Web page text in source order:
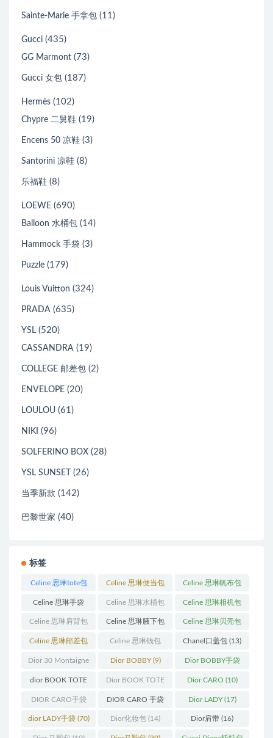
Sainte-Marie 手拿包 (11)
Gucci (435)
GG Marmont (73)
Gucci 女包 (187)
Hermès (102)
Chypre 二舅鞋 (19)
Encens 50 凉鞋 (3)
Santorini 凉鞋 (8)
乐福鞋 (8)
LOEWE (690)
Balloon 水桶包 (14)
Hammock 手袋 (3)
Puzzle (179)
Louis Vuitton (324)
PRADA (635)
YSL (520)
CASSANDRA (19)
COLLEGE 邮差包 (2)
ENVELOPE (20)
LOULOU (61)
NIKI (96)
SOLFERINO BOX (28)
YSL SUNSET (26)
当季新款 (142)
巴黎世家 (40)
标签
Celine 思琳tote包
(23)
Celine 思琳便当包
(14)
Celine 思琳帆布包
(18)
Celine 思琳手袋
(250)
Celine 思琳水桶包
(55)
Celine 思琳相机包
(11)
Celine 思琳肩背包
(12)
Celine 思琳腋下包
(10)
Celine 思琳贝壳包
(12)
Celine 思琳邮差包
(13)
Celine 思琳钱包
(10)
Chanel口盖包 (13)
Dior 30 Montaigne
蒙田(31)
Dior BOBBY(9) Dior BOBBY手袋
(26)
dior BOOK TOTE
(12)
Dior BOOK TOTE
手袋(163)
Dior CARO (10)
DIOR CARO手袋
(11)
DIOR CARO 手袋
(31)
Dior LADY(17)
dior LADY手袋(70) Dior化妆包 (14) Dior肩带 (16)